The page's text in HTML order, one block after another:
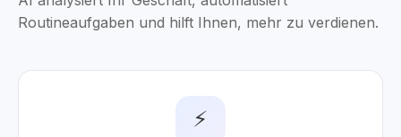
Routineaufgaben und hilft Ihnen, mehr zu verdienen.
⚡